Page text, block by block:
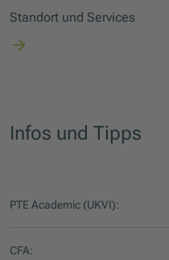
Standort und Services
Infos und Tipps
PTE Academic (UKVI):
CFA: